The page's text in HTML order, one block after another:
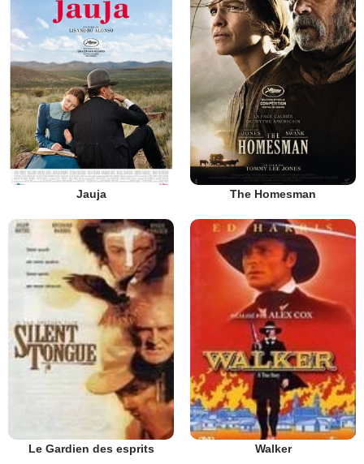
Jauja The Homesman
Le Gardien des esprits Walker